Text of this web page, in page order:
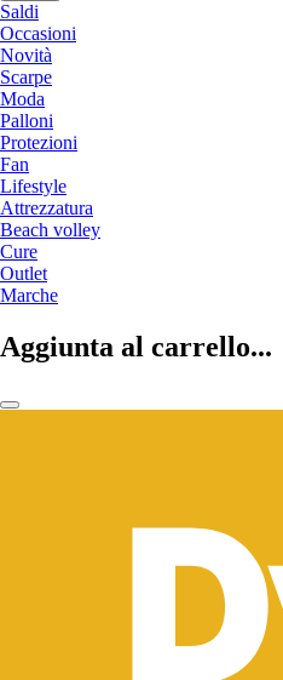
Saldi
Occasioni
Novità
Scarpe
Moda
Palloni
Protezioni
Fan
Lifestyle
Attrezzatura
Beach volley
Cure
Outlet
Marche
Aggiunta al carrello...